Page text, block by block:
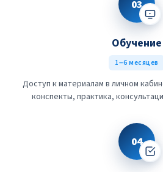
03
Обучение
1–6 месяцев
Доступ к материалам в личном
конспекты, практика,
04